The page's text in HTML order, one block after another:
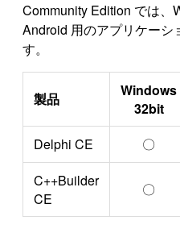
Community Edition では、
Android 用のアプリケーシ
す。
製品
Windows
32bit
Delphi CE
〇
C++Builder
CE
〇